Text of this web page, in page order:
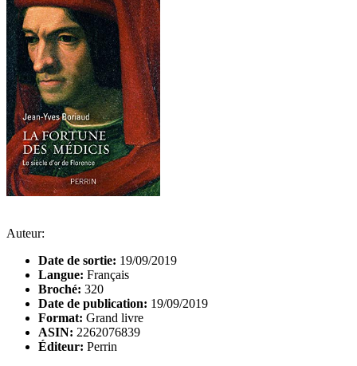
Auteur:
Date de sortie: 19/09/2019
Langue: Français
Broché: 320
Date de publication: 19/09/2019
Format: Grand livre
ASIN: 2262076839
Éditeur: Perrin